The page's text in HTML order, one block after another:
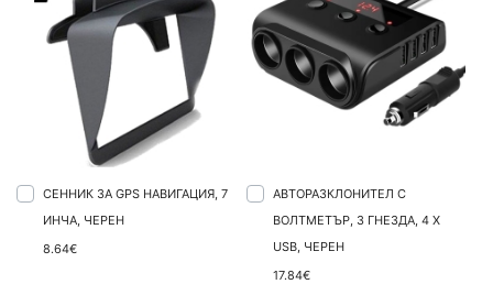
СЕННИК ЗА GPS НАВИГАЦИЯ, 7
ИНЧА, ЧЕРЕН
8.64€
АВТОРАЗКЛОНИТЕЛ С
ВОЛТМЕТЪР, 3 ГНЕЗДА, 4 X
USB, ЧЕРЕН
17.84€